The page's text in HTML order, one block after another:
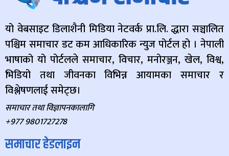
यो वेबसाइट डिलाशैनी मिडिया नेटवर्क प्रा.लि. द्धारा सञ्चालित
पश्चिम समाचार डट कम आधिकारिक न्युज पोर्टल हो । नेपाली
भाषाको यो पोर्टलले समाचार, विचार, मनोरञ्जन, खेल, विश्व,
भिडियो तथा जीवनका विभिन्न आयामका समाचार र
विश्लेषणलाई समेट्छ।
समाचार तथा विज्ञापनकालागि
+977 9801727278
समाचार हेडलाइन